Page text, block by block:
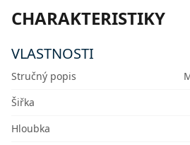
CHARAKTERISTIKY
VLASTNOSTI
Stručný popis
Šiřka
Hloubka